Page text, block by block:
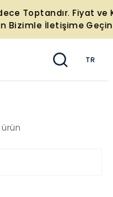
Fiyat ve Katalog
Geçin.
TR
ürün